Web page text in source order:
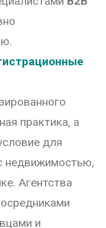
практика, а
для
недвижимостью,
Агентства
и